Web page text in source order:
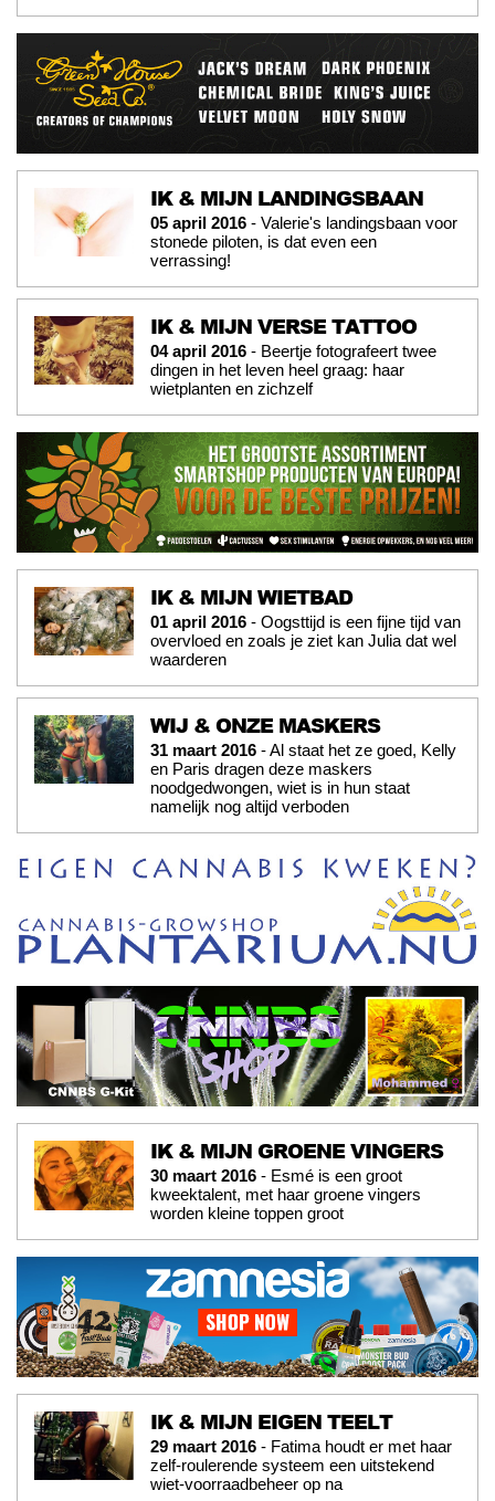
IK & MIJN LANDINGSBAAN
05 april 2016 - Valerie's landingsbaan voor
stonede piloten, is dat even een
verrassing!
IK & MIJN VERSE TATTOO
04 april 2016 - Beertje fotografeert twee
dingen in het leven heel graag: haar
wietplanten en zichzelf
IK & MIJN WIETBAD
01 april 2016 - Oogsttijd is een fijne tijd van
overvloed en zoals je ziet kan Julia dat wel
waarderen
WIJ & ONZE MASKERS
31 maart 2016 - Al staat het ze goed, Kelly
en Paris dragen deze maskers
noodgedwongen, wiet is in hun staat
namelijk nog altijd verboden
IK & MIJN GROENE VINGERS
30 maart 2016 - Esmé is een groot
kweektalent, met haar groene vingers
worden kleine toppen groot
IK & MIJN EIGEN TEELT
29 maart 2016 - Fatima houdt er met haar
zelf-roulerende systeem een uitstekend
wiet-voorraadbeheer op na